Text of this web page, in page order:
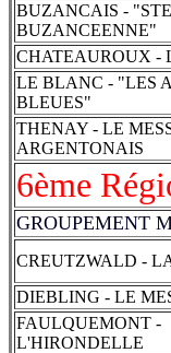
BUZANCAIS -
BUZANCEENNE"
CHATEAUROUX -
LE BLANC - "LES
BLEUES"
THENAY - LE
ARGENTONAIS
6ème
GROUPEMENT
CREUTZWALD -
DIEBLING - LE
FAULQUEMONT -
L'HIRONDELLE